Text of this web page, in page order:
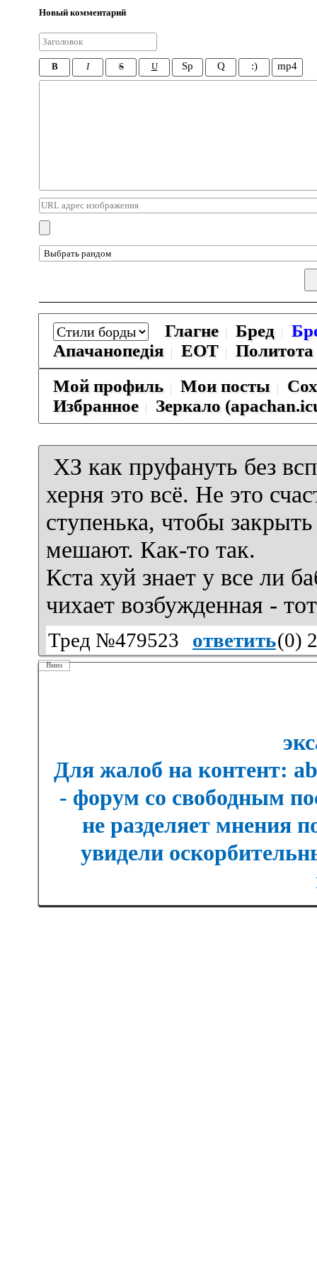
Новый комментарий
B I S U Sp Q :) mp4
Глагне Бред
Апачанопедiя
ЕОТ
Политота
Мой профиль
Мои посты
Избранное
Зеркало
ХЗ как пруфануть без
херня это всё. Не это
ступенька, чтобы
мешают. Как-то так.
Кста хуй знает у все ли
чихает возбужденная -
Тред №479523 ответить(0)
Вниз
Для жалоб на контент:
- форум со свободным
не разделяет мнения
увидели